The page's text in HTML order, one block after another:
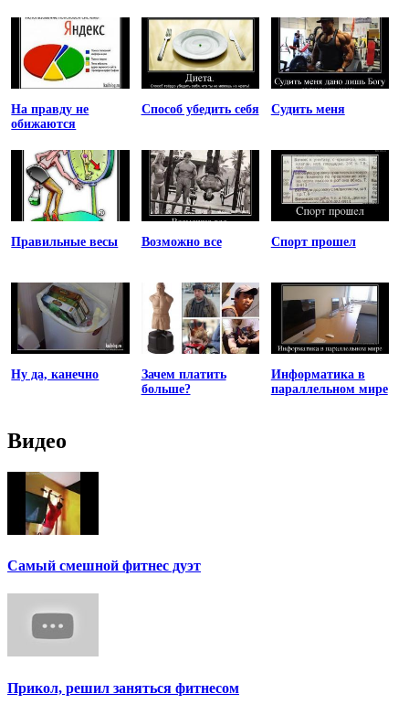
На правду не
обижаются
Способ убедить себя Судить меня
Правильные весы Возможно все Спорт прошел
Ну да, канечно
Зачем платить
больше?
Информатика в
параллельном мире
Видео
Самый смешной фитнес дуэт
Прикол, решил заняться фитнесом